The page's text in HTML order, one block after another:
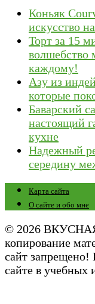
Коньяк
искусство
Торт за 15
волшебство
каждому!
Азу из
которые
Баварский
настоящий
кухне
Надежный
середину
Карта сайта
О сайте и обо мне
© 2026
копирование
сайт запрещено!
сайте в учебных